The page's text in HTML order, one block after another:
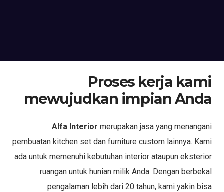
Proses kerja kami
mewujudkan impian Anda
Alfa Interior merupakan jasa yang menangani
pembuatan kitchen set dan furniture custom lainnya. Kami
ada untuk memenuhi kebutuhan interior ataupun eksterior
ruangan untuk hunian milik Anda. Dengan berbekal
pengalaman lebih dari 20 tahun, kami yakin bisa